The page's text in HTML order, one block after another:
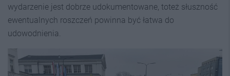
wydarzenie jest dobrze udokumentowane, toteż słuszność
ewentualnych roszczeń powinna być łatwa do
udowodnienia.